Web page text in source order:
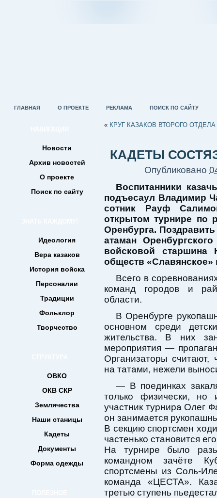
ГЛАВНАЯ О ПРОЕКТЕ РЕКЛАМА ПОИСК ПО САЙТУ
Новости
Архив новостей
О проекте
Поиск по сайту
Идеология
Вера казаков
История войска
Персоналии
Традиции
Фольклор
Творчество
ОВКО
ОКВ СКР
Землячества
Наши станицы
Кадеты
Документы
Форма одежды
« КРУГ КАЗАКОВ ВТОРОГО
КАДЕТЫ
Опубликовано
Воспитанники
подъесаул Владимир
сотник Рауф
открытом турнире по
Оренбурга.
атаман
войсковой
обществ «Славянское»
Всего в
команд городов и
области.
В Оренбурге
основном среди
жительства. В них
мероприятия —
Организаторы считают,
на татами, нежели
— В поединках
только физически,
участник турнира Олег
он занимается
В секцию спортсмен
частенько становится
На турнире было
командном зачёте
спортсмены из Соль-
команда «ЦЕСТА».
третью ступень